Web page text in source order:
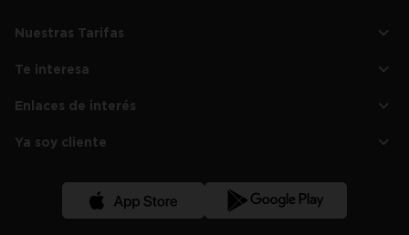
Nuestras Tarifas
Tarifa de GAS
Tarifa de LUZ segunda Vivienda
Te interesa
Compara tu factura de luz
Enlaces de interés
Contacta con Nosotros
Ya soy cliente
App de Jazztel LUZ y GAS